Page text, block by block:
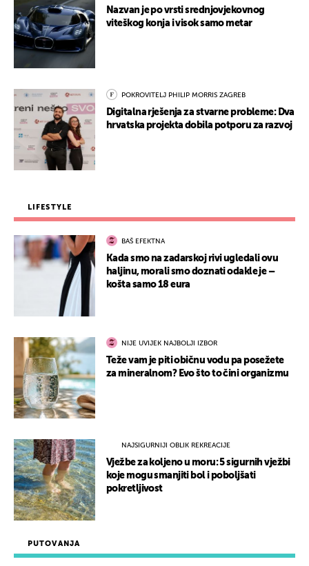
PUTOVANJA
Nazvan je po vrsti srednjovjekovnog
viteškog konja i visok samo metar
POKROVITELJ PHILIP MORRIS ZAGREB
Digitalna rješenja za stvarne probleme: Dva
hrvatska projekta dobila potporu za razvoj
LIFESTYLE
BAŠ EFEKTNA
Kada smo na zadarskoj rivi ugledali ovu
haljinu, morali smo doznati odakle je –
košta samo 18 eura
NIJE UVIJEK NAJBOLJI IZBOR
Teže vam je piti običnu vodu pa posežete
za mineralnom? Evo što to čini organizmu
NAJSIGURNIJI OBLIK REKREACIJE
Vježbe za koljeno u moru: 5 sigurnih vježbi
koje mogu smanjiti bol i poboljšati
pokretljivost